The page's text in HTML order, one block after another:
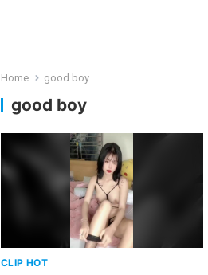
Home good boy
good boy
CLIP HOT